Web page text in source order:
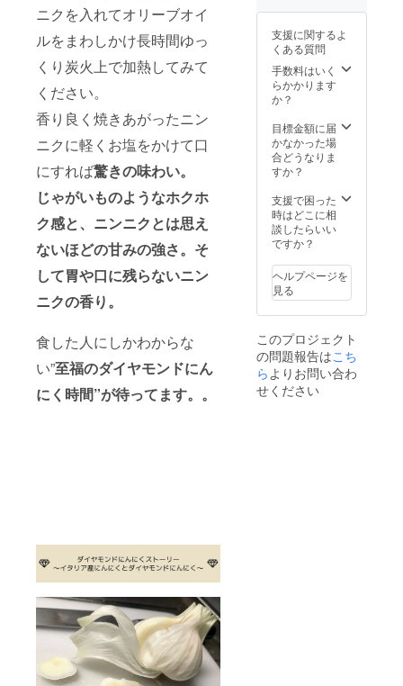
ニクを入れてオリーブオイ
ルをまわしかけ長時間ゆっ
くり炭火上で加熱してみて
ください。
香り良く焼きあがったニン
ニクに軽くお塩をかけて口
にすれば驚きの味わい。
じゃがいものようなホクホ
ク感と、ニンニクとは思え
ないほどの甘みの強さ。そ
して胃や口に残らないニン
ニクの香り。
食した人にしかわからな
い”至福のダイヤモンドにん
にく時間”が待ってます。。
なりま
す。
熟成し
てお届
けしま
すので
秋のお
届けと
こちら
の商品
は500g
支援に関するよ
くある質問
手数料はいく
らかかります
か？
目標金額に届
かなかった場
合どうなりま
すか？
支援で困った
時はどこに相
談したらいい
ですか？
ヘルプページを
見る
このプロジェクト
の問題報告はこち
ら よりお問い合わ
せください